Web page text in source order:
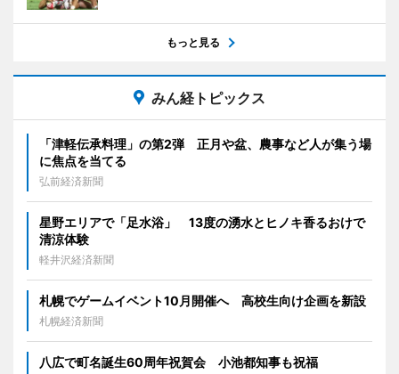
もっと見る
みん経トピックス
「津軽伝承料理」の第2弾 正月や盆、農事など人が集う場
に焦点を当てる
弘前経済新聞
星野エリアで「足水浴」 13度の湧水とヒノキ香るおけで
清涼体験
軽井沢経済新聞
札幌でゲームイベント10月開催へ 高校生向け企画を新設
札幌経済新聞
八広で町名誕生60周年祝賀会 小池都知事も祝福